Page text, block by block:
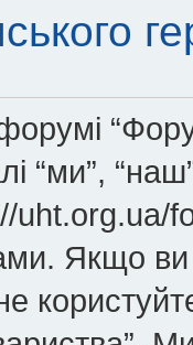
“ми”,
uht.org.ua/
Якщо ви